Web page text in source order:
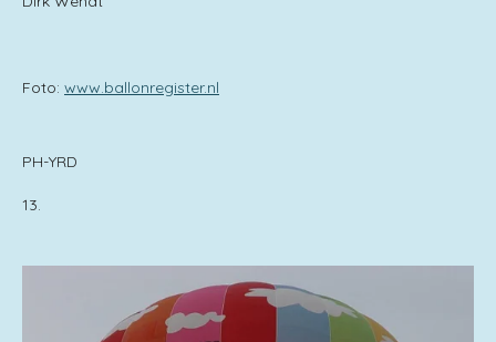
Foto: www.ballonregister.nl
PH-YRD
13.